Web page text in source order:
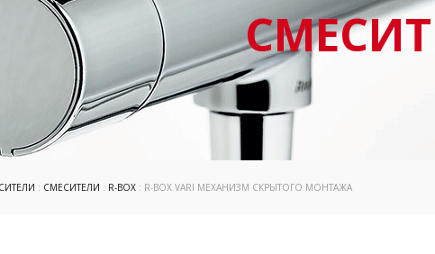
: СМЕСИТЕЛИ : R-BOX : R-BOX VARI МЕХАНИЗМ СКРЫТОГО МОНТАЖА